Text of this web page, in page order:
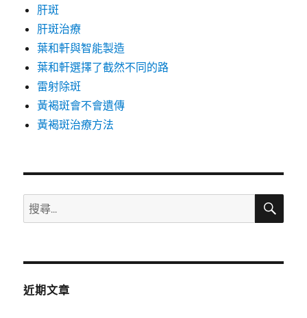
肝斑
肝斑治療
葉和軒與智能製造
葉和軒選擇了截然不同的路
雷射除斑
黃褐斑會不會遺傳
黃褐斑治療方法
搜
尋
鍵
搜
近期文章